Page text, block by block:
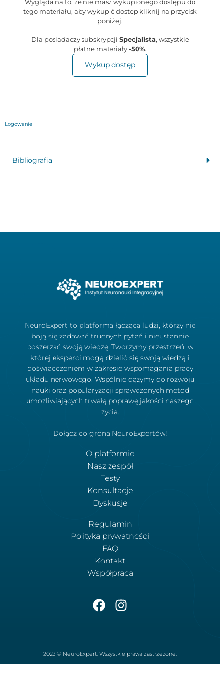
Wygląda na to, że nie masz wykupionego dostępu do
tego materiału, aby wykupić dostęp kliknij na przycisk
poniżej.
Dla posiadaczy subskrypcji Specjalista, wszystkie
płatne materiały -50%.
Wykup dostęp
Logowanie
Bibliografia
NeuroExpert to platforma łącząca ludzi, którzy nie
boją się zadawać trudnych pytań i nieustannie
poszerzać swoją wiedzę. Tworzymy przestrzeń, w
której eksperci mogą dzielić się swoją wiedzą i
doświadczeniem w zakresie wspomagania pracy
układu nerwowego. Wspólnie dążymy do rozwoju
nauki oraz popularyzacji sprawdzonych metod
umożliwiających trwałą poprawę jakości naszego
życia.
Dołącz do grona NeuroExpertów!
O platformie
Nasz zespół
Testy
Konsultacje
Dyskusje
Regulamin
Polityka prywatności
FAQ
Kontakt
Współpraca
2023 © NeuroExpert. Wszystkie prawa zastrzeżone.